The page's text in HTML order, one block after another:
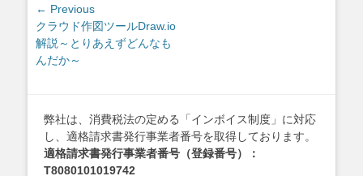
投
稿
ナ
ビ
シ
ョ
ン
← Previous
Previous
post:
クラウド作図ツールDraw.io
解説～とりあえずどんなも
んだか～
弊社は、消費税法の定める「インボイス制度」に対応
し、適格請求書発行事業者番号を取得しております。
適格請求書発行事業者番号（登録番号）：
T8080101019742